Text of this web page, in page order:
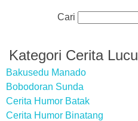
Cari
Kategori Cerita Lucu
Bakusedu Manado
Bobodoran Sunda
Cerita Humor Batak
Cerita Humor Binatang